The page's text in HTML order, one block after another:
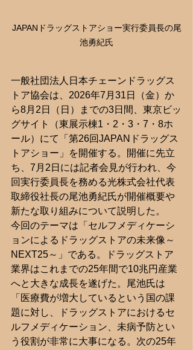
JAPANドラッグストアショー実行委員長の尾
池勇紀氏
一般社団法人日本チェーンドラッグス
トア協会は、2026年7月31日（金）か
ら8月2日（日）までの3日間、東京ビッ
グサイト（東展示棟1・2・3・7・8ホ
ール）にて「第26回JAPANドラッグス
トアショー」を開催する。開催に先立
ち、7月2日には記者会見が行われ、今
回実行委員長を務める光株式会社代表
取締役社長の尾池勇紀氏が開催概要や
新たな取り組みについて説明した。
今回のテーマは「セルフメディケーシ
ョンによるドラッグストアの未来像～
NEXT25～」である。ドラッグストア
業界はこれまでの25年間で10兆円産業
へと大きな成長を遂げた。尾池氏は
「医療費が増大しているという国の課
題に対し、ドラッグストアにおけるセ
ルフメディケーション、未病予防とい
う役割が非常に大事になる。次の25年